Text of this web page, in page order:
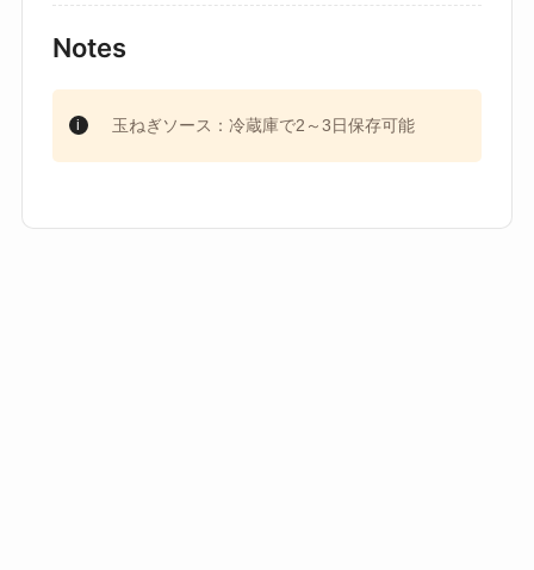
Notes
玉ねぎソース：冷蔵庫で2～3日保存可能